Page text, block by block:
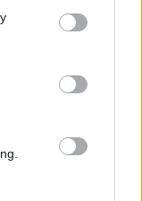
la zona de
acabó
cuenta con
durante
CF, repartidas